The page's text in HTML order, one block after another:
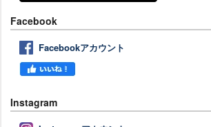
Facebook
Facebookアカウント
Instagram